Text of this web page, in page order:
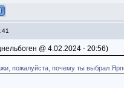
@ 4.02.2024 - 20:56)
пожалуйста, почему ты выбрал